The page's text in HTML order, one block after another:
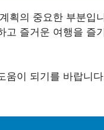
획의 중요한 부분입
고 즐거운 여행을 즐
움이 되기를 바랍니